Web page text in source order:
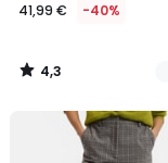
41,99 € -40%
4,3
/